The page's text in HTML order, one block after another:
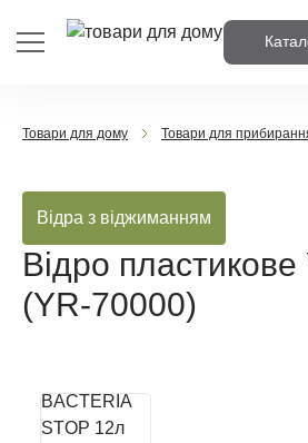
Товари для дому Товари для
Відра з віджиманням
Відро
(YR-70000)